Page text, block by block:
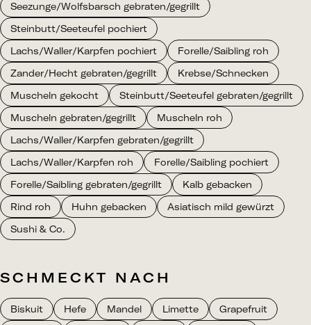
Seezunge/Wolfsbarsch gebraten/gegrillt
Steinbutt/Seeteufel pochiert
Lachs/Waller/Karpfen pochiert
Forelle/Saibling roh
Zander/Hecht gebraten/gegrillt
Krebse/Schnecken
Muscheln gekocht
Steinbutt/Seeteufel gebraten/gegrillt
Muscheln gebraten/gegrillt
Muscheln roh
Lachs/Waller/Karpfen gebraten/gegrillt
Lachs/Waller/Karpfen roh
Forelle/Saibling pochiert
Forelle/Saibling gebraten/gegrillt
Kalb gebacken
Rind roh
Huhn gebacken
Asiatisch mild gewürzt
Sushi & Co.
SCHMECKT NACH
Biskuit Hefe Mandel Limette
Grapefruit